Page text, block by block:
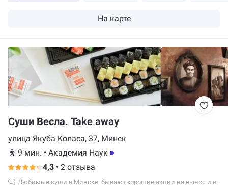
На карте
Суши Весла. Take away
улица Якуба Коласа, 37, Минск
9 мин. • Академия Наук
4,3 • 2 отзыва